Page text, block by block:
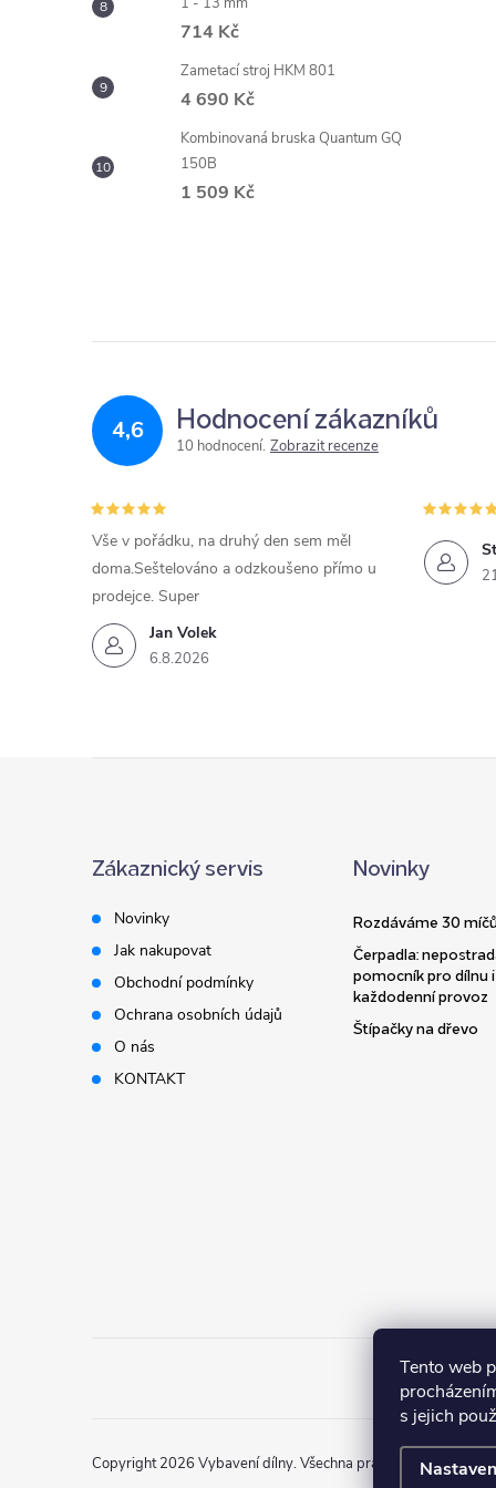
Tento web
s jejich
714 Kč
Zametací stroj HKM 801
4 690 Kč
Kombinovaná bruska Quantum GQ
150B
1 509 Kč
4,6 Hodnocení zákazníků
10 hodnocení Zobrazit recenze
Jan Volek
6.8.2026
Vše v pořádku, na druhý den sem měl
doma.Seštelováno a odzkoušeno přímo u
prodejce. Super
Zákaznický servis
Novinky
Jak nakupovat
Obchodní podmínky
Ochrana osobních údajů
O nás
KONTAKT
Novinky
Rozdáváme 30
Čerpadla:
pomocník pro dílnu i
každodenní provoz
Štípačky na dřevo
Copyright 2026 Vybavení dílny. Všechna práva vyhrazena.